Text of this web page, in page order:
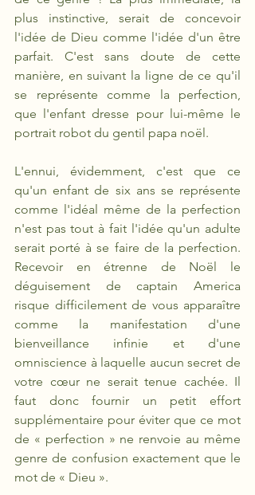
plus instinctive, serait de concevoir
l'idée de Dieu comme l'idée d'un être
parfait. C'est sans doute de cette
manière, en suivant la ligne de ce qu'il
se représente comme la perfection,
que l'enfant dresse pour lui-même le
portrait robot du gentil papa noël.
L'ennui, évidemment, c'est que ce
qu'un enfant de six ans se représente
comme l'idéal même de la perfection
n'est pas tout à fait l'idée qu'un adulte
serait porté à se faire de la perfection.
Recevoir en étrenne de Noël le
déguisement de captain America
risque difficilement de vous apparaître
comme la manifestation d'une
bienveillance infinie et d'une
omniscience à laquelle aucun secret de
votre cœur ne serait tenue cachée. Il
faut donc fournir un petit effort
supplémentaire pour éviter que ce mot
de « perfection » ne renvoie au même
genre de confusion exactement que le
mot de « Dieu ».